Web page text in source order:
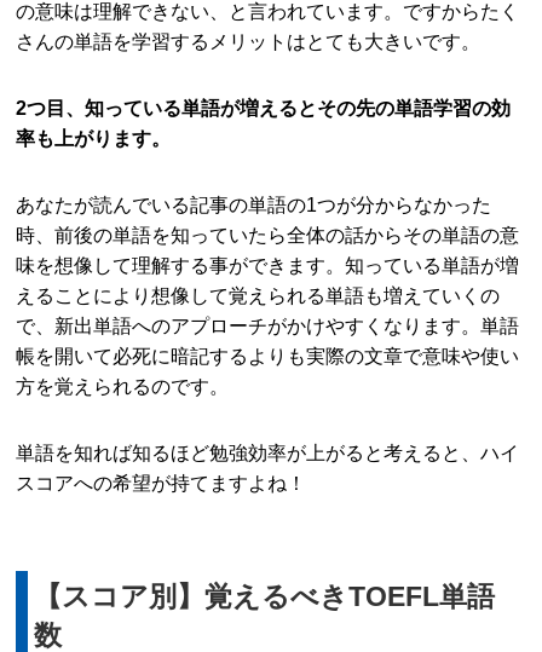
の意味は理解できない、と言われています。ですからたく
さんの単語を学習するメリットはとても大きいです。
2つ目、知っている単語が増えるとその先の単語学習の効
率も上がります。
あなたが読んでいる記事の単語の1つが分からなかった
時、前後の単語を知っていたら全体の話からその単語の意
味を想像して理解する事ができます。知っている単語が増
えることにより想像して覚えられる単語も増えていくの
で、新出単語へのアプローチがかけやすくなります。単語
帳を開いて必死に暗記するよりも実際の文章で意味や使い
方を覚えられるのです。
単語を知れば知るほど勉強効率が上がると考えると、ハイ
スコアへの希望が持てますよね！
【スコア別】覚えるべきTOEFL単語
数